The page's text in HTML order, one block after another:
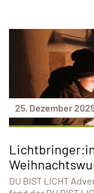
25. Dezember
DU BIST LICHT